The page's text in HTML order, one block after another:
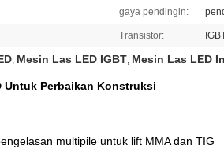
gaya pendingin:
Transistor:
, Mesin Las LED IGBT, Mesin Las LED
Untuk Perbaikan Konstruksi
multipile untuk lift MMA dan TIG